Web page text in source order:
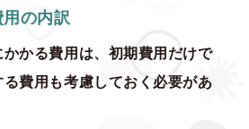
の内訳
かる費用は、初期費用だけで
費用も考慮しておく必要があ